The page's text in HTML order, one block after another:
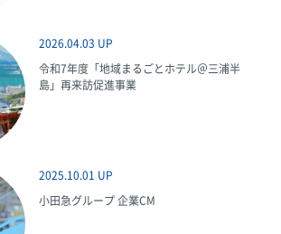
2026.04.03 UP
令和7年度「地域まるごとホテル＠三浦半
島」再来訪促進事業
2025.10.01 UP
小田急グループ 企業CM